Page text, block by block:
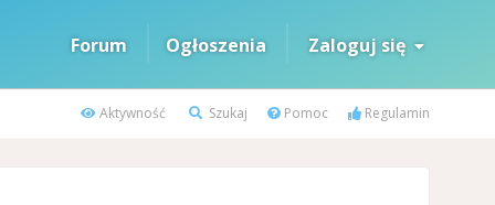
Forum Ogłoszenia Zaloguj się
Aktywność Szukaj Pomoc Regulamin